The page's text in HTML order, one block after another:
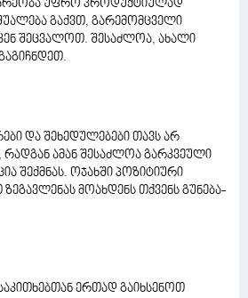
უფრო პროდუქტიულად
გაქვთ, გარემომცველი
შეცვალოთ. შესაძლოა, ახალი
და შეხედულებები თავს არ
ამან შესაძლოა გარკვეული
შექმნას. ოჯახში პოზიტიური
მოახდენს თქვენს გუნება-
ერთად გაიხსენოთ